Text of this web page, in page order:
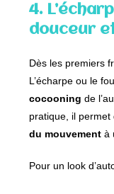
4.
douceur
Dès les premiers
L’écharpe ou le
cocooning de
pratique, il permet
du mouvement à
Pour un look